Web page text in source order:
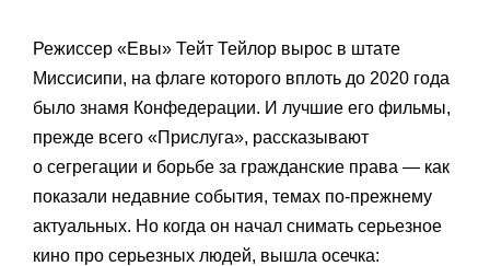
Режиссер «Евы» Тейт Тейлор вырос в штате
Миссисипи, на флаге которого вплоть до 2020 года
было знамя Конфедерации. И лучшие его фильмы,
прежде всего «Прислуга», рассказывают
о сегрегации и борьбе за гражданские права — как
показали недавние события, темах по-прежнему
актуальных. Но когда он начал снимать серьезное
кино про серьезных людей, вышла осечка: